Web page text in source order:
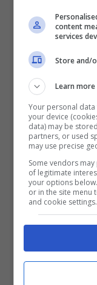
Romina Power
La bella
retroscena
ha
marito
non essere
loro
content
services
Store and/
Learn more
Your personal
your device
data) may be
partners, or used
may use precise
Some vendors
of legitimate
your options
or in the site menu
and cookie settings.